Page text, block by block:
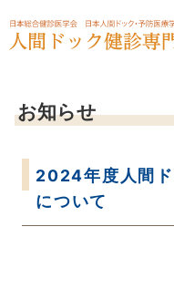
お知らせ
2024年度人間
について